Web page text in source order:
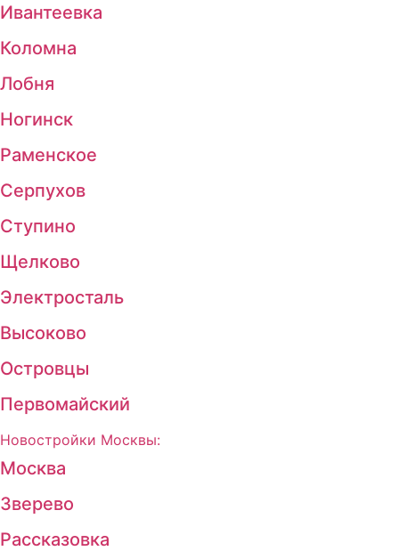
Ивантеевка
Коломна
Лобня
Ногинск
Раменское
Серпухов
Ступино
Щелково
Электросталь
Высоково
Островцы
Первомайский
Новостройки Москвы:
Москва
Зверево
Рассказовка